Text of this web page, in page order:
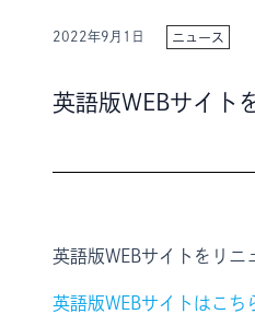
2022年9月1日 ニュース
英語版WEBサイト
英語版WEBサイトをリニ
英語版WEBサイトはこち